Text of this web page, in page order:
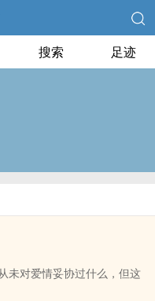
搜索 足迹
未对爱情妥协过什么，但这